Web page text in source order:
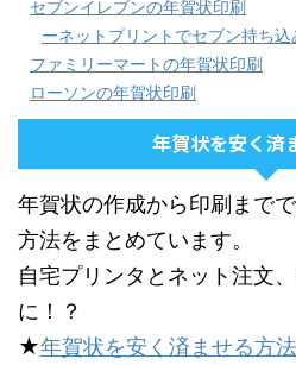
セブンイレブンの年賀状印刷
ーネットプリントでセブン持ち込
ファミリーマートの年賀状印刷
ローソンの年賀状印刷
年賀状を安く済
年賀状の作成から印刷まで
方法をまとめています。
自宅プリンタとネット注文
に！？
★年賀状を安く済ませる方法